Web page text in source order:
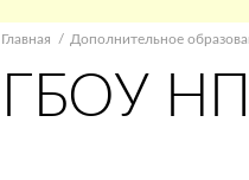
Главная Дополнительное
ГБОУ